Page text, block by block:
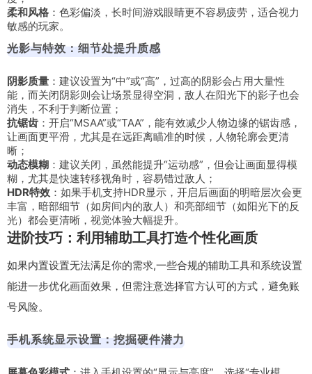
柔和风格 ：色彩偏淡，长时间游戏眼睛更不容易疲劳，适合视力
敏感的玩家。
光影与特效：细节处提升质感
阴影质量 ：建议设置为“中”或“高”，过高的阴影会占用大量性
能，而关闭阴影则会让场景显得空洞，敌人在阳光下的影子也会
消失，不利于判断位置；
抗锯齿 ：开启“MSAA”或“TAA”，能有效减少人物边缘的锯齿感，
让画面更平滑，尤其是在远距离瞄准的时候，人物轮廓会更清
晰；
动态模糊 ：建议关闭，虽然能提升“运动感”，但会让画面显得模
糊，尤其是快速转移视角时，容易错过敌人；
HDR特效 ：如果手机支持HDR显示，开启后画面的明暗层次会更
丰富，暗部细节（如房间内的敌人）和亮部细节（如阳光下的反
光）都会更清晰，视觉体验大幅提升。
进阶技巧：利用辅助工具打造个性化画质
如果内置设置无法满足你的需求,一些合规的辅助工具和系统设置
能进一步优化画面效果，但需注意选择官方认可的方式，避免账
号风险。
手机系统显示设置：挖掘硬件潜力